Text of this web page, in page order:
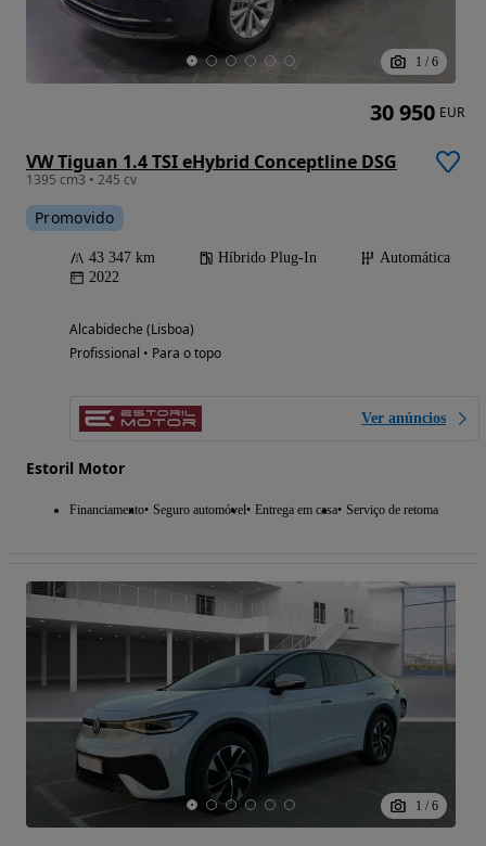
1 / 6
VW Tiguan 1.4 TSI eHybrid Conceptline DSG
1395 cm3 • 245 cv
Promovido
43 347 km Híbrido Plug-In
Automática
2022
Alcabideche (Lisboa)
Profissional • Para o topo
Ver anúncios
Estoril Motor
Financiamento Seguro automóvel Entrega em casa Serviço de retoma
30 950 EUR
1 / 6